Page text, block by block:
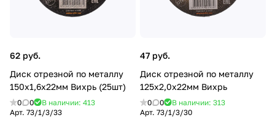
62 руб.
Диск отрезной по металлу
150х1,6х22мм Вихрь (25шт)
0 0
В наличии: 413
Арт. 73/1/3/33
47 руб.
Диск отрезной по металлу
125х2,0х22мм Вихрь
0 0
В наличии: 313
Арт. 73/1/3/30